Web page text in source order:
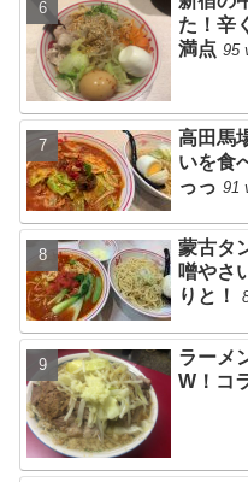
た！辛
満点 95
高田馬
いを食
っっ 91
蒙古タ
噌やさ
りと！
ラーメ
W！コ